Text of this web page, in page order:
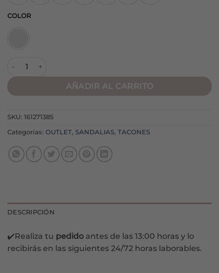
COLOR
AÑADIR AL CARRITO
SKU: 161271385
Categorías: OUTLET, SANDALIAS, TACONES
DESCRIPCIÓN
✔️Realiza tu pedido antes de las 13:00 horas y lo
recibirás en las siguientes 24/72 horas laborables.